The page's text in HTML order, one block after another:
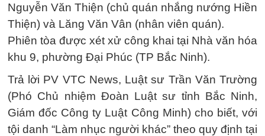
Nguyễn Văn Thiện (chủ quán nhắng nướng Hiền
Thiện) và Lăng Văn Vân (nhân viên quán).
Phiên tòa được xét xử công khai tại Nhà văn hóa
khu 9, phường Đại Phúc (TP Bắc Ninh).
Trả lời PV VTC News, Luật sư Trần Văn Trường
(Phó Chủ nhiệm Đoàn Luật sư tỉnh Bắc Ninh,
Giám đốc Công ty Luật Công Minh) cho biết, với
tội danh “Làm nhục người khác” theo quy định tại